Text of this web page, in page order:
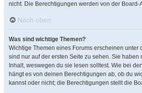
nicht. Die Berechtigungen werden von der
Nach oben
Was sind wichtige Themen?
Wichtige Themen eines Forums erscheinen unter
sind nur auf der ersten Seite zu sehen. Sie haben
Inhalt, weswegen du sie lesen solltest. Wie bei
hängt es von deinen Berechtigungen ab, ob du
kannst oder nicht; die Berechtigungen stellt die